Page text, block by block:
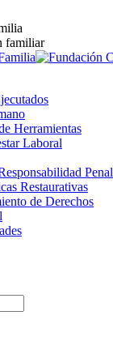
familiar
Herramientas
Laboral
Penal
Restaurativas
de Derechos